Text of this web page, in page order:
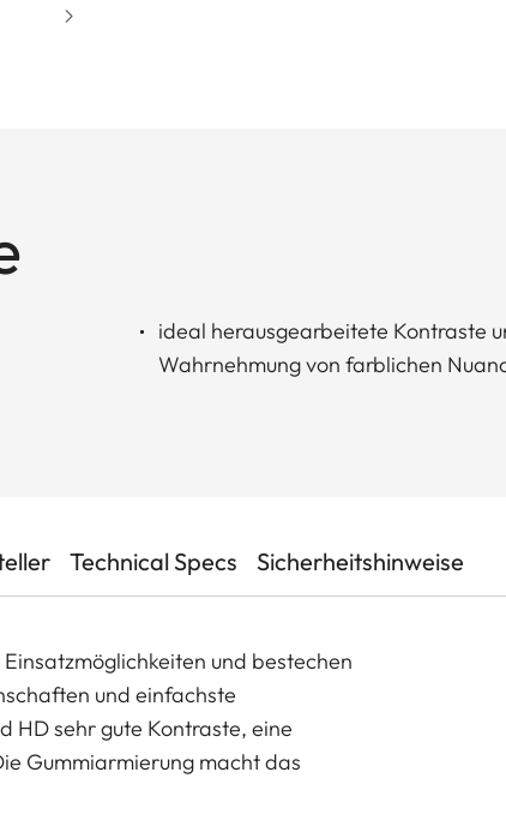
ideal herausgearbeitete Kontraste
Wahrnehmung von farblichen
Technical Specs Sicherheitshinweise
und bestechen
und einfachste
HD sehr gute Kontraste, eine
Gummiarmierung macht das